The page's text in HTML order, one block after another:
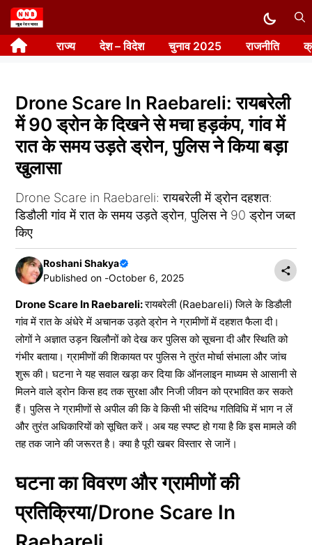
Skip
to
content राज्य देश – विदेश चुनाव 2025 राजनीति
Drone Scare In Raebareli: रायबरेली
में 90 ड्रोन के दिखने से मचा हड़कंप, गांव में
रात के समय उड़ते ड्रोन, पुलिस ने किया बड़ा
खुलासा
Drone Scare in Raebareli: रायबरेली में ड्रोन दहशत:
डिडौली गांव में रात के समय उड़ते ड्रोन, पुलिस ने 90 ड्रोन जब्त
किए
Roshani Shakya
Published on -October 6, 2025
Drone Scare In Raebareli:रायबरेली (Raebareli) जिले के डिडौली
गांव में रात के अंधेरे में अचानक उड़ते ड्रोन ने ग्रामीणों में दहशत फैला दी।
लोगों ने अज्ञात उड़न खिलौनों को देख कर पुलिस को सूचना दी और स्थिति को
गंभीर बताया। ग्रामीणों की शिकायत पर पुलिस ने तुरंत मोर्चा संभाला और जांच
शुरू की। घटना ने यह सवाल खड़ा कर दिया कि ऑनलाइन माध्यम से आसानी से
मिलने वाले ड्रोन किस हद तक सुरक्षा और निजी जीवन को प्रभावित कर सकते
हैं। पुलिस ने ग्रामीणों से अपील की कि वे किसी भी संदिग्ध गतिविधि में भाग न लें
और तुरंत अधिकारियों को सूचित करें। अब यह स्पष्ट हो गया है कि इस मामले की
तह तक जाने की जरूरत है। क्या है पूरी खबर विस्तार से जानें।
घटना का विवरण और ग्रामीणों की
प्रतिक्रिया/Drone Scare In